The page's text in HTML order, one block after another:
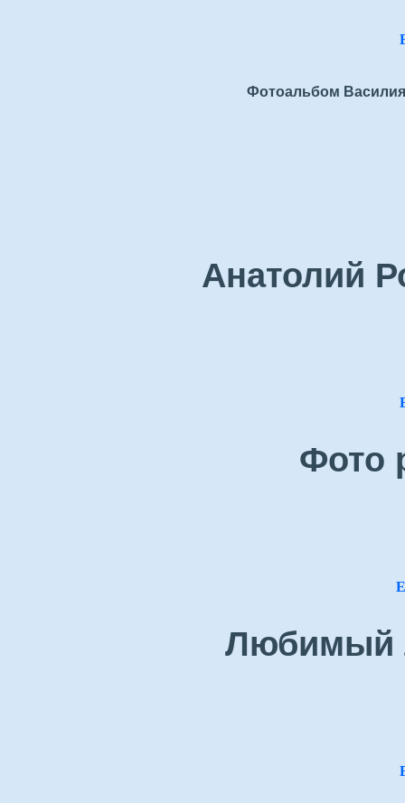
Фотоальбом
Анатолий
Фото
Любимый